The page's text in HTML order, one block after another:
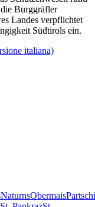
Burggräfler
Landes verpflichtet
Südtirols ein.
italiana)
NaturnsObermais